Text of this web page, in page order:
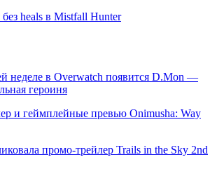
без heals в Mistfall Hunter
неделе в Overwatch появится D.Mon —
героиня
и геймплейные превью Onimusha: Way
промо-трейлер Trails in the Sky 2nd